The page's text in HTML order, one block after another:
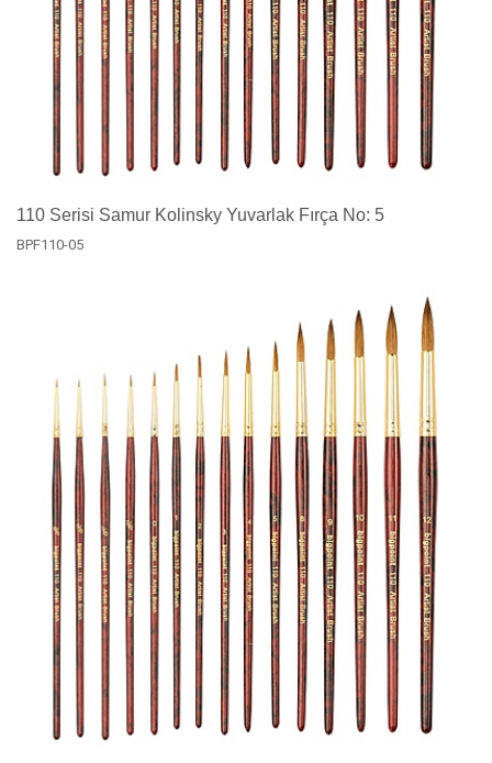
110 Serisi Samur Kolinsky Yuvarlak Fırça No: 5
BPF110-05